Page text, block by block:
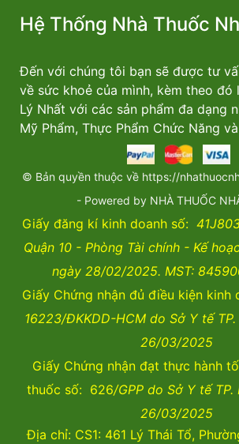
Hệ Thống Nhà Thuốc
Đến với chúng tôi bạn sẽ được tư
về sức khoẻ của mình, kèm theo đó
Lý Nhất với các sản phẩm đa dạng
Mỹ Phẩm, Thực Phẩm Chức Năng
© Bản quyền thuộc về https://
- Powered by NHÀ THUỐC
Giấy đăng kí kinh doanh số:
Quận 10 - Phòng Tài chính - Kế
ngày 28/02/2025. MST:
Giấy Chứng nhận đủ điều kiện kinh
16223/ĐKKDD-HCM do Sở Y tế
26/03/2025
Giấy Chứng nhận đạt thực hành
thuốc số: 626/GPP do Sở Y tế
26/03/2025
Địa chỉ: CS1: 461 Lý Thái Tổ,